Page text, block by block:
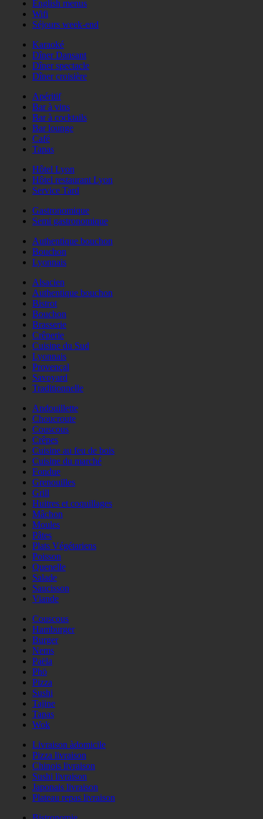
English menus
Wifi
Séjours week-end
Karaoké
Dîner Dansant
Dîner spectacle
Dîner croisière
Apéritif
Bar à vins
Bar à cocktails
Bar lounge
Café
Tapas
Hôtel Lyon
Hôtel restaurant Lyon
Service Tard
Gastronomique
Semi gastronomique
Authentique bouchon
Bouchon
Lyonnais
Alsacien
Authentique bouchon
Bistrot
Bouchon
Brasserie
Crêperie
Cuisine du Sud
Lyonnais
Provençal
Savoyard
Traditionnelle
Andouillette
Choucroute
Couscous
Crêpes
Cuisine au feu de bois
Cuisine du marché
Fondue
Grenouilles
Grill
Huitres et coquillages
Mâchon
Moules
Pâtes
Plats Végétariens
Poisson
Quenelle
Salade
Saucisson
Viande
Couscous
Hamburger
Burger
Nems
Paëla
Phö
Pizza
Sushi
Tajine
Tapas
Wok
Livraison àdomicile
Pizza livraison
Chinois livraison
Sushi livraison
Japonais livraison
Plateau repas livraison